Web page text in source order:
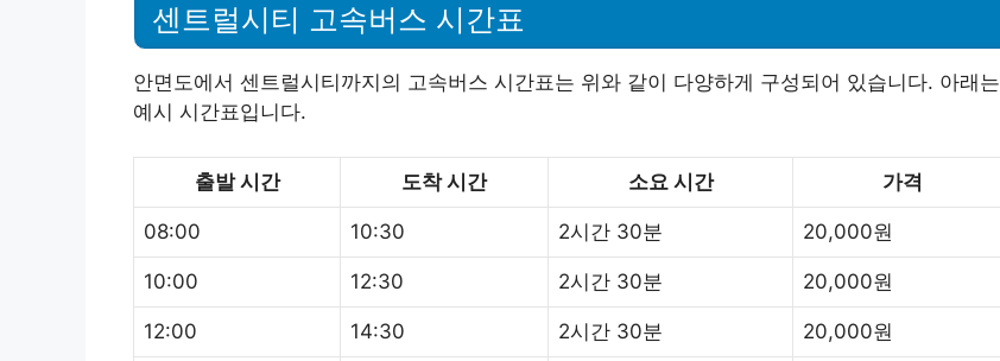
센트럴시티 고속버스 시간표
안면도에서 센트럴시티까지의 고속버스 시간표는 위와 같이 다양하게 구성되어 있습니다. 아래는
예시 시간표입니다.
출발 시간 도착 시간 소요 시간 가격
08:00 10:30 2시간 30분 20,000원
10:00 12:30 2시간 30분 20,000원
12:00 14:30 2시간 30분 20,000원